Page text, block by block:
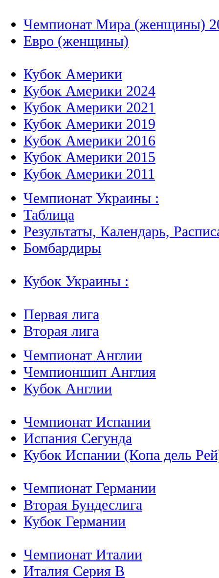
Чемпионат Мира (женщины)
Евро (женщины)
Кубок Америки
Кубок Америки 2024
Кубок Америки 2021
Кубок Америки 2019
Кубок Америки 2016
Кубок Америки 2015
Кубок Америки 2011
Чемпионат Украины :
Таблица
Результаты, Календарь,
Бомбардиры
Кубок Украины :
Первая лига
Вторая лига
Чемпионат Англии
Чемпионшип Англия
Кубок Англии
Чемпионат Испании
Испания Сегунда
Кубок Испании (Копа дель
Чемпионат Германии
Вторая Бундеслига
Кубок Германии
Чемпионат Италии
Италия Серия B